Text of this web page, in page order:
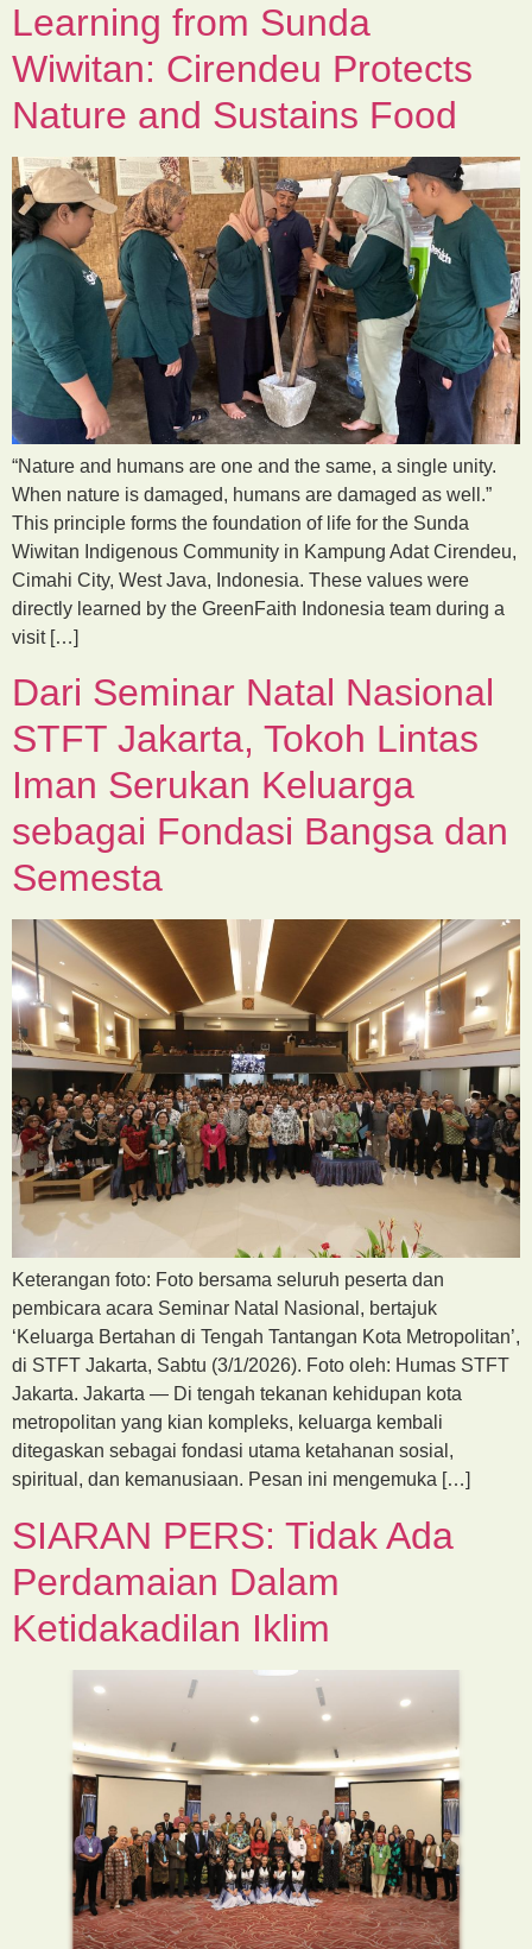
Learning from Sunda
Wiwitan: Cirendeu Protects
Nature and Sustains Food
“Nature and humans are one and the same, a single unity.
When nature is damaged, humans are damaged as well.”
This principle forms the foundation of life for the Sunda
Wiwitan Indigenous Community in Kampung Adat Cirendeu,
Cimahi City, West Java, Indonesia. These values were
directly learned by the GreenFaith Indonesia team during a
visit […]
Dari Seminar Natal Nasional
STFT Jakarta, Tokoh Lintas
Iman Serukan Keluarga
sebagai Fondasi Bangsa dan
Semesta
Keterangan foto: Foto bersama seluruh peserta dan
pembicara acara Seminar Natal Nasional, bertajuk
‘Keluarga Bertahan di Tengah Tantangan Kota Metropolitan’,
di STFT Jakarta, Sabtu (3/1/2026). Foto oleh: Humas STFT
Jakarta. Jakarta — Di tengah tekanan kehidupan kota
metropolitan yang kian kompleks, keluarga kembali
ditegaskan sebagai fondasi utama ketahanan sosial,
spiritual, dan kemanusiaan. Pesan ini mengemuka […]
SIARAN PERS: Tidak Ada
Perdamaian Dalam
Ketidakadilan Iklim